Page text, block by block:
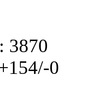
3870
0